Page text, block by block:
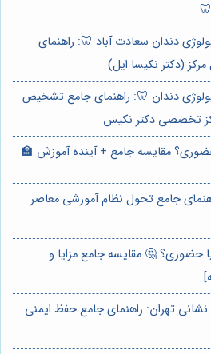
دندان سعادت آباد 🦷: راهنمای
(دکتر نکیسا ایل)
دندان 🦷: راهنمای جامع تشخیص
تخصصی دکتر نکیس
مقایسه جامع + آینده آموزش 🏫
جامع تحول نظام آموزشی معاصر
حضوری؟ 🤔 مقایسه جامع مزایا و
تهران: راهنمای جامع حفظ ایمنی